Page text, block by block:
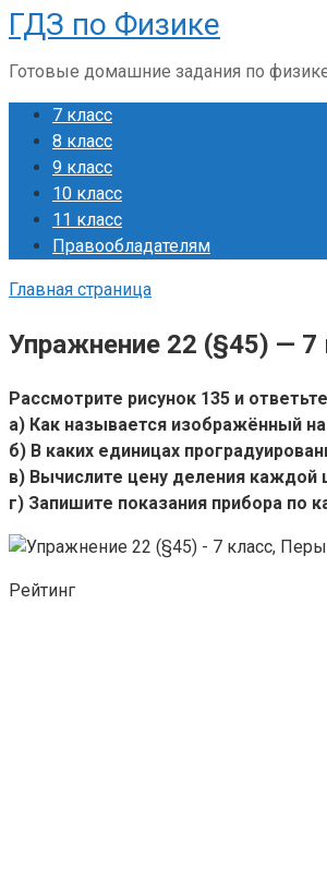
Перейти
к
контенту
ГДЗ по Физике
Готовые домашние задания по
7 класс
8 класс
9 класс
10 класс
11 класс
Правообладателям
Главная страница
Упражнение 22 (§45) —
Рассмотрите рисунок 135 и
а) Как называется изображённый
б) В каких единицах
в) Вычислите цену деления каждой
г) Запишите показания прибора по
Рейтинг